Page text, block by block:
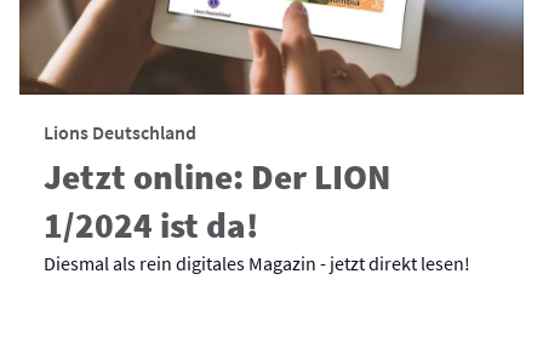
Lions Deutschland
Jetzt online: Der LION
1/2024 ist da!
Diesmal als rein digitales Magazin - jetzt direkt lesen!